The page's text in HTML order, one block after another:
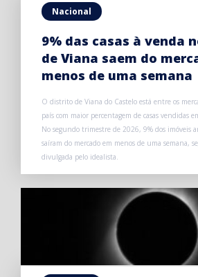
Nacional
9% das casas à venda
de Viana saem do
menos de uma semana
O distrito de Viana do Castelo está entre os
país com maior percentagem de casas vendidas
No segundo trimestre de 2026, 9% dos imóveis
saíram do mercado em menos de uma semana,
divulgada pelo idealista.